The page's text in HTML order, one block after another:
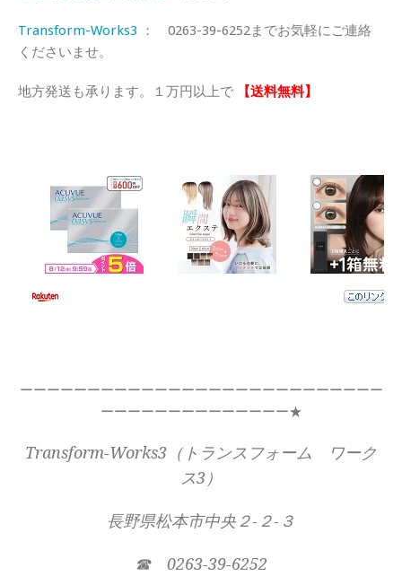
Transform-Works3 ： 0263-39-6252までお気軽にご連絡
くださいませ。
地方発送も承ります。１万円以上で 【送料無料】
ーーーーーーーーーーーーーーーーーーーーーーーーーーー
ーーーーーーーーーーーーーー★
Transform-Works3（トランスフォーム ワーク
ス3）
長野県松本市中央２-２-３
☎ 0263-39-6252